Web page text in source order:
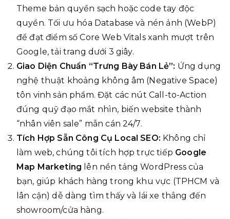
Theme bản quyền sạch hoặc code tay độc
quyền. Tối ưu hóa Database và nén ảnh (WebP)
để đạt điểm số Core Web Vitals xanh mượt trên
Google, tải trang dưới 3 giây.
Giao Diện Chuẩn “Trưng Bày Bán Lẻ”: Ứng dụng
nghệ thuật khoảng không âm (Negative Space)
tôn vinh sản phẩm. Đặt các nút Call-to-Action
đúng quỹ đạo mắt nhìn, biến website thành
“nhân viên sale” mẫn cán 24/7.
Tích Hợp Sẵn Công Cụ Local SEO: Không chỉ
làm web, chúng tôi tích hợp trực tiếp Google
Map Marketing lên nền tảng WordPress của
bạn, giúp khách hàng trong khu vực (TPHCM và
lân cận) dễ dàng tìm thấy và lái xe thẳng đến
showroom/cửa hàng.